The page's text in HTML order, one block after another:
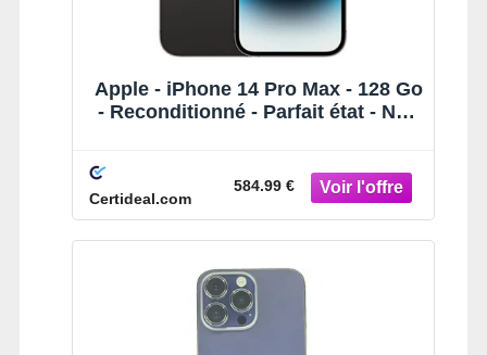
Apple - iPhone 14 Pro Max - 128 Go
- Reconditionné - Parfait état - Noir
Certideal.com
584.99 €